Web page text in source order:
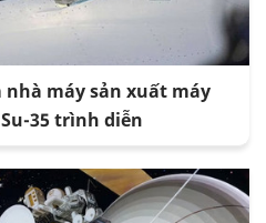
nhà máy sản xuất máy
35 trình diễn